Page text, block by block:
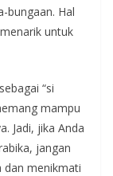
bungaan. Hal
untuk
“si
mampu
Jadi, jika Anda
jangan
dan menikmati